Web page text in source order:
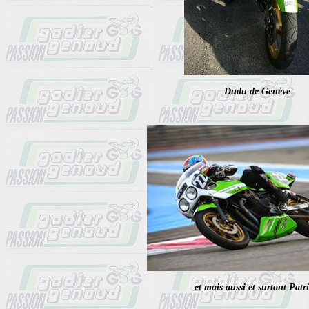
Dudu de Genève
et mais aussi et surtout